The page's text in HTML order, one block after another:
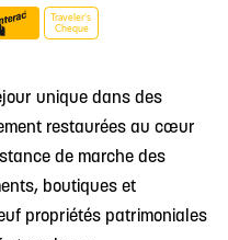
unique dans des
restaurées au cœur
de marche des
boutiques et
propriétés patrimoniales
Traveler’s
Cheque